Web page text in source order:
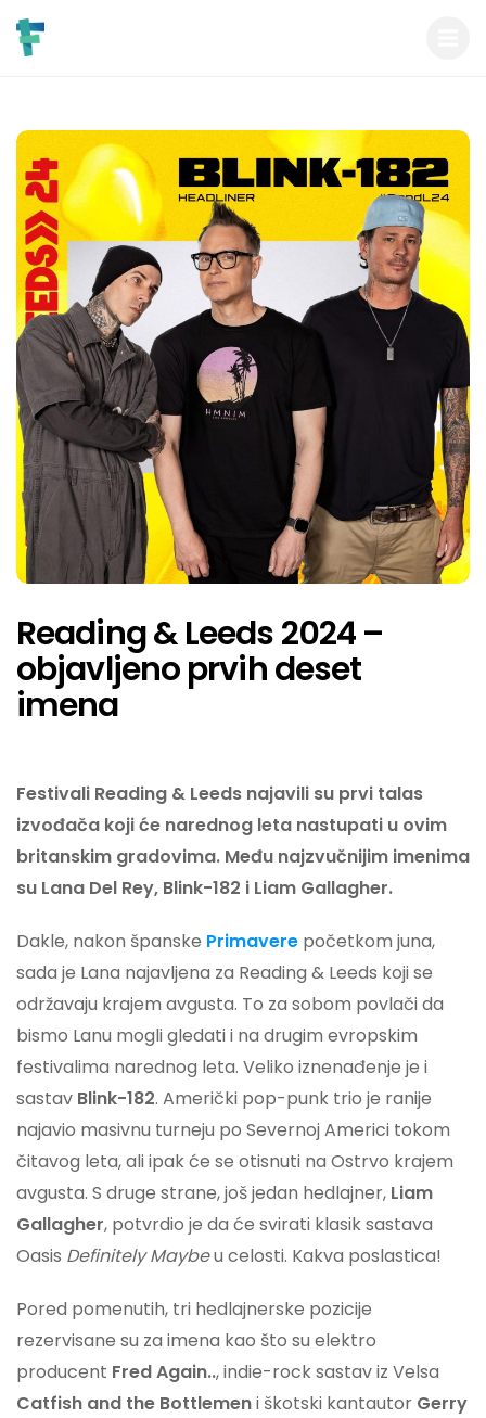
Reading & Leeds 2024 –
objavljeno prvih deset
imena
Festivali Reading & Leeds najavili su prvi talas
izvođača koji će narednog leta nastupati u ovim
britanskim gradovima. Među najzvučnijim imenima
su Lana Del Rey, Blink-182 i Liam Gallagher.
Dakle, nakon španske Primavere početkom juna,
sada je Lana najavljena za Reading & Leeds koji se
održavaju krajem avgusta. To za sobom povlači da
bismo Lanu mogli gledati i na drugim evropskim
festivalima narednog leta. Veliko iznenađenje je i
sastav Blink-182. Američki pop-punk trio je ranije
najavio masivnu turneju po Severnoj Americi tokom
čitavog leta, ali ipak će se otisnuti na Ostrvo krajem
avgusta. S druge strane, još jedan hedlajner, Liam
Gallagher, potvrdio je da će svirati klasik sastava
Oasis Definitely Maybeu celosti. Kakva poslastica!
Pored pomenutih, tri hedlajnerske pozicije
rezervisane su za imena kao što su elektro
producent Fred Again.., indie-rock sastav iz Velsa
Catfish and the Bottlemeni škotski kantautor Gerry